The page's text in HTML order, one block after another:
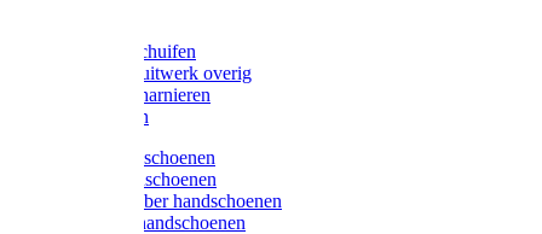
Grendels/schuifen
Hang en sluitwerk overig
Hengen/scharnieren
Scharnieren
Latex handschoenen
Leren handschoenen
PVC / Rubber handschoenen
Katoenen handschoenen